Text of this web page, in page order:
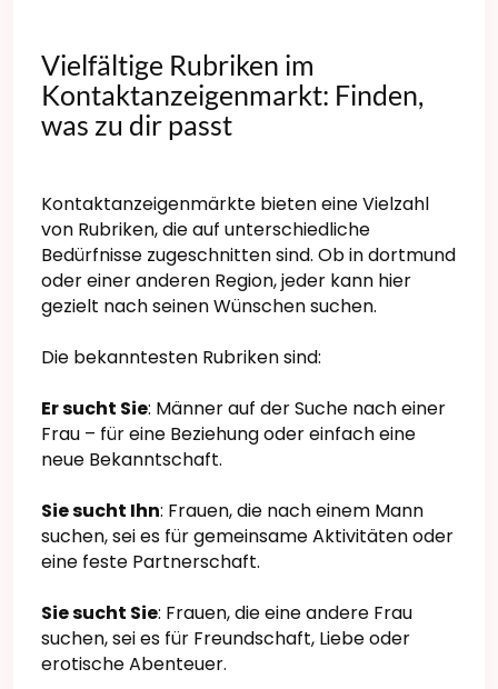
Vielfältige Rubriken im
Kontaktanzeigenmarkt: Finden,
was zu dir passt
Kontaktanzeigenmärkte bieten eine Vielzahl
von Rubriken, die auf unterschiedliche
Bedürfnisse zugeschnitten sind. Ob in dortmund
oder einer anderen Region, jeder kann hier
gezielt nach seinen Wünschen suchen.
Die bekanntesten Rubriken sind:
Er sucht Sie: Männer auf der Suche nach einer
Frau – für eine Beziehung oder einfach eine
neue Bekanntschaft.
Sie sucht Ihn: Frauen, die nach einem Mann
suchen, sei es für gemeinsame Aktivitäten oder
eine feste Partnerschaft.
Sie sucht Sie: Frauen, die eine andere Frau
suchen, sei es für Freundschaft, Liebe oder
erotische Abenteuer.